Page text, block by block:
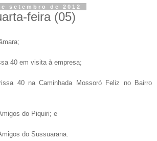
setembro de 2012
feira (05)
40 em visita à empresa;
40 na Caminhada Mossoró Feliz no Bairro
do Piquiri; e
do Sussuarana.